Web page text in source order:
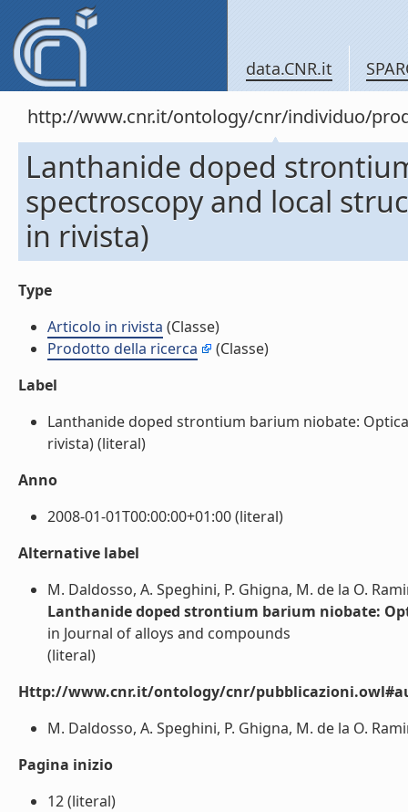
data.CNR.it
http://www.cnr.it/ontology/cnr/individuo/
Lanthanide doped
spectroscopy and local
in rivista)
Type
Articolo in rivista (Classe)
Prodotto della ricerca
(Classe)
Label
Lanthanide doped strontium barium niobate:
rivista) (literal)
Anno
2008-01-01T00:00:00+01:00 (literal)
Alternative label
M. Daldosso, A. Speghini, P. Ghigna, M. de la O.
Lanthanide doped strontium barium niobate:
in Journal of alloys and compounds
(literal)
Http://www.cnr.it/ontology/cnr/
M. Daldosso, A. Speghini, P. Ghigna, M. de la O.
Pagina inizio
12 (literal)